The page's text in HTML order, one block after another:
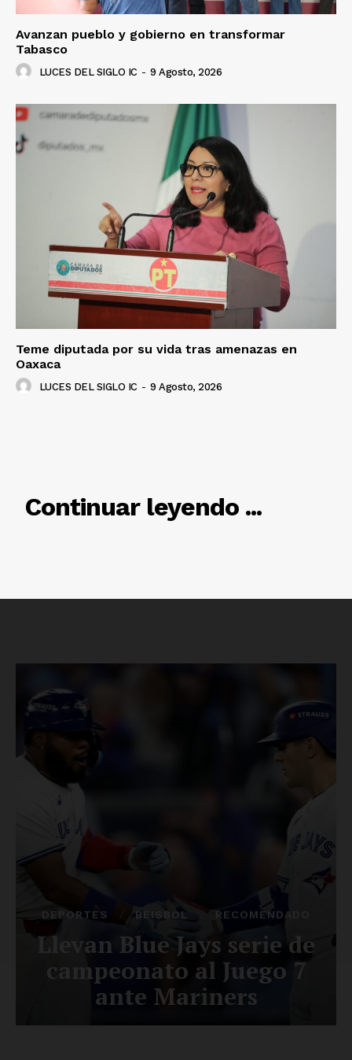
Avanzan pueblo y gobierno en transformar
Tabasco
LUCES DEL SIGLO IC - 9 Agosto, 2026
Teme diputada por su vida tras amenazas en
Oaxaca
LUCES DEL SIGLO IC - 9 Agosto, 2026
Continuar leyendo ...
RELACIONADO